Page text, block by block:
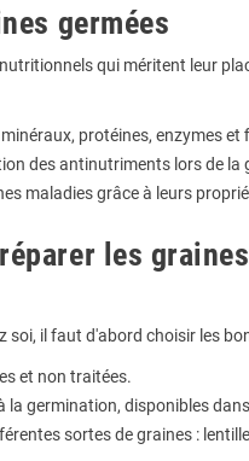
germées
qui méritent leur
protéines, enzymes et
des antinutriments lors de la
maladies grâce à leurs
les graines
soi, il faut d'abord choisir les
et non traitées.
la germination, disponibles
sortes de graines :